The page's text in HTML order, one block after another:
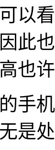
以
此
也
手
是处